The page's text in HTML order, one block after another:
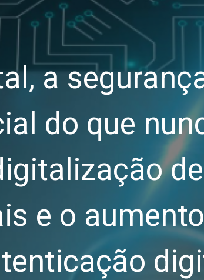
a
do que
e o